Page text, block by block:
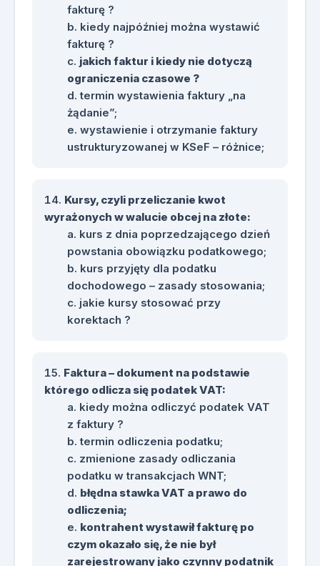
fakturę ?
kiedy najpóźniej można wystawić
fakturę ?
jakich faktur i kiedy nie dotyczą
ograniczenia czasowe ?
termin wystawienia faktury „na
żądanie”;
wystawienie i otrzymanie faktury
ustrukturyzowanej w KSeF – różnice;
Kursy, czyli przeliczanie kwot
wyrażonych w walucie obcej na złote:
kurs z dnia poprzedzającego dzień
powstania obowiązku podatkowego;
kurs przyjęty dla podatku
dochodowego – zasady stosowania;
jakie kursy stosować przy
korektach ?
Faktura – dokument na podstawie
którego odlicza się podatek VAT:
kiedy można odliczyć podatek VAT
z faktury ?
termin odliczenia podatku;
zmienione zasady odliczania
podatku w transakcjach WNT;
błędna stawka VAT a prawo do
odliczenia;
kontrahent wystawił fakturę po
czym okazało się, że nie był
zarejestrowany jako czynny podatnik